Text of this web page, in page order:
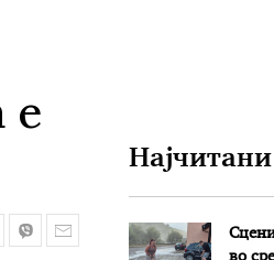
е
Најчитани
во